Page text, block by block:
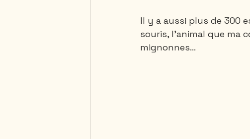
Il y a aussi plus de 300
souris, l'animal que ma
mignonnes...